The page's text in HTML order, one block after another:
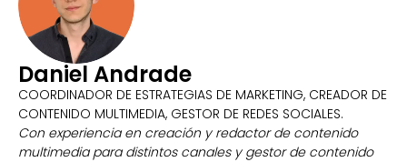
Daniel Andrade
COORDINADOR DE ESTRATEGIAS DE MARKETING, CREADOR DE
CONTENIDO MULTIMEDIA, GESTOR DE REDES SOCIALES.
Con experiencia en creación y redactor de contenido
multimedia para distintos canales y gestor de contenido